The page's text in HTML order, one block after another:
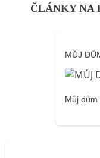
ČLÁNKY NA
MŮJ
Můj dům